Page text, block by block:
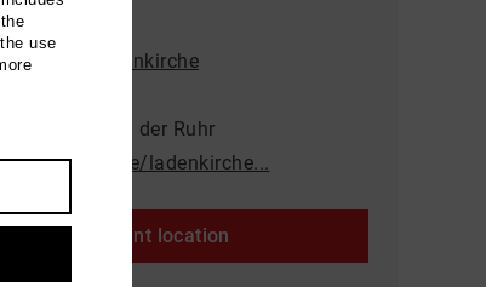
location
Ladenkirche
Mülheim an der Ruhr
muelheim.de/ladenkirche...
Event location
use